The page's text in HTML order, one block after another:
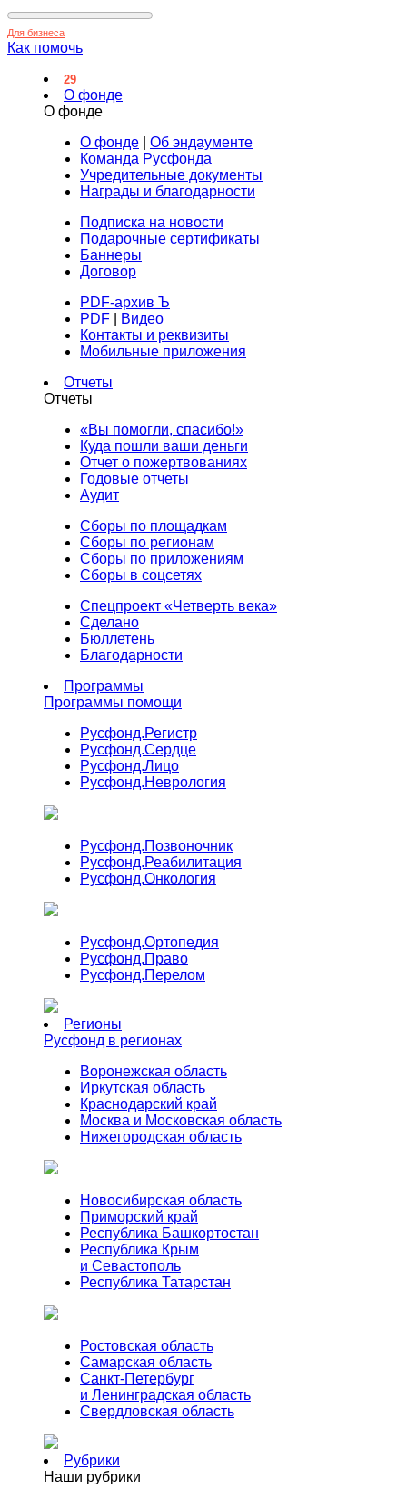
Для бизнеса
Как помочь
29
О фонде
О фонде
О фонде
Об эндаументе
Команда Русфонда
Учредительные документы
Награды и благодарности
Подписка на новости
Подарочные сертификаты
Баннеры
Договор
PDF-архив Ъ
PDF
Видео
Контакты и реквизиты
Мобильные приложения
Отчеты
Отчеты
«Вы помогли, спасибо!»
Куда пошли ваши деньги
Отчет о пожертвованиях
Годовые отчеты
Аудит
Сборы по площадкам
Сборы по регионам
Сборы по приложениям
Сборы в соцсетях
Спецпроект «Четверть века»
Сделано
Бюллетень
Благодарности
Программы
Программы помощи
Русфонд.Регистр
Русфонд.Сердце
Русфонд.Лицо
Русфонд.Неврология
Русфонд.Позвоночник
Русфонд.Реабилитация
Русфонд.Онкология
Русфонд.Ортопедия
Русфонд.Право
Русфонд.Перелом
Регионы
Русфонд в регионах
Воронежская область
Иркутская область
Краснодарский край
Москва и Московская область
Нижегородская область
Новосибирская область
Приморский край
Республика Башкортостан
Республика Крым
и Севастополь
Республика Татарстан
Ростовская область
Самарская область
Санкт-Петербург
и Ленинградская область
Свердловская область
Рубрики
Наши рубрики